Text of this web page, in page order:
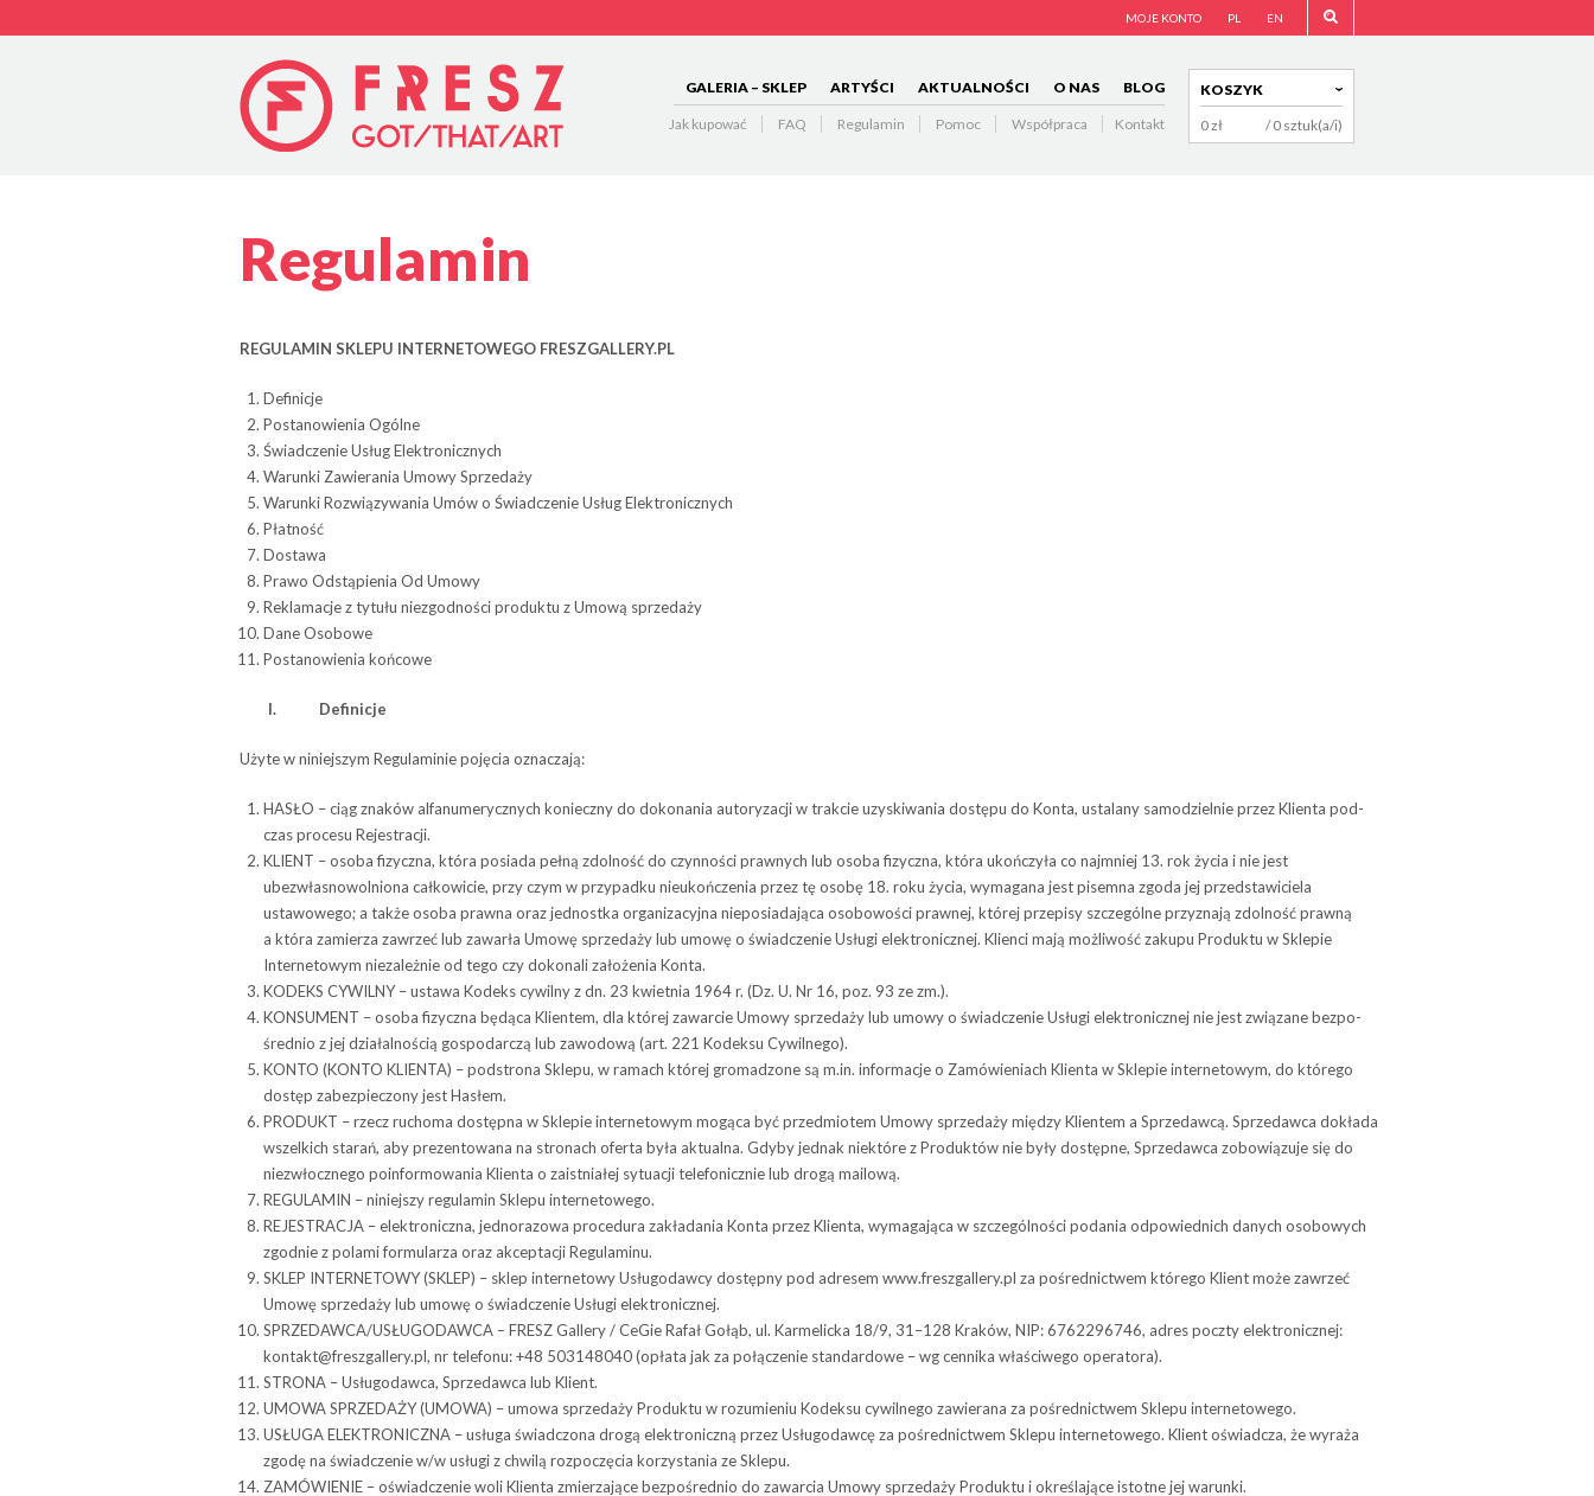
MOJE KONTO PL EN
GALERIA – SKLEP ARTYŚCI AKTUALNOŚCI O NAS BLOG
Jak kupować FAQ Regulamin Pomoc Współpraca Kontakt
KOSZYK
0zł / 0 sztuk(a/i)
Regulamin
REGULAMIN SKLEPU INTERNETOWEGO FRESZGALLERY.PL
Defi­ni­cje
Posta­no­wie­nia Ogólne
Świad­cze­nie Usług Elektronicznych
Warunki Zawie­ra­nia Umowy Sprze­daży
Warunki Roz­wią­zy­wa­nia Umów o Świad­cze­nie Usług Elektronicznych
Płat­ność
Dostawa
Prawo Odstą­pie­nia Od Umowy
Reklamacje z tytułu niezgodności produktu z Umową sprzedaży
Dane Oso­bowe
Postanowienia końcowe
I. Defi­ni­cje
Użyte w niniej­szym Regu­la­mi­nie poję­cia oznaczają:
HASŁO – ciąg zna­ków alfa­nu­me­rycz­nych konieczny do doko­na­nia auto­ry­za­cji w trak­cie uzy­ski­wa­nia dostępu do Konta, usta­lany samo­dziel­nie przez Klienta pod­
czas pro­cesu Rejestracji.
KLIENT – osoba fizyczna, która posiada pełną zdolność do czynności prawnych lub osoba fizyczna, która ukończyła co najmniej 13. rok życia i nie jest
ubezwłasnowolniona całkowicie, przy czym w przypadku nieukończenia przez tę osobę 18. roku życia, wymagana jest pisemna zgoda jej przedstawiciela
ustawowego; a także osoba prawna oraz jednostka organizacyjna nieposiadająca osobowości prawnej, której przepisy szczególne przyznają zdolność prawną
a która zamie­rza zawrzeć lub zawarła Umowę sprze­daży lub umowę o świad­cze­nie Usługi elektronicznej. Klienci mają możliwość zakupu Produktu w Sklepie
Internetowym niezależnie od tego czy dokonali założenia Konta.
KODEKS CYWILNY – ustawa Kodeks cywilny z dn. 23 kwiet­nia 1964 r. (Dz. U. Nr 16, poz. 93 ze zm.).
KONSUMENT – osoba fizyczna będąca Klientem, dla któ­rej zawar­cie Umowy sprze­daży lub umowy o świad­cze­nie Usługi elek­tro­nicz­nej nie jest zwią­zane bez­po­
śred­nio z jej dzia­łal­no­ścią gospo­dar­czą lub zawodową (art. 221 Kodeksu Cywilnego).
KONTO (KONTO KLIENTA) – pod­strona Sklepu, w ramach któ­rej gro­ma­dzone są m.in. infor­ma­cje o Zamó­wie­niach Klienta w Skle­pie internetowym, do którego
dostęp zabezpieczony jest Hasłem.
PRODUKT – rzecz ruchoma dostępna w Skle­pie inter­ne­to­wym mogąca być przedmio­tem Umowy sprze­daży mię­dzy Klien­tem a Sprzedawcą. Sprzedawca dokłada
wszelkich starań, aby prezentowana na stronach oferta była aktualna. Gdyby jednak niektóre z Produktów nie były dostępne, Sprzedawca zobowiązuje się do
niezwłocznego poinformowania Klienta o zaistniałej sytuacji telefonicznie lub drogą mailową.
REGULAMIN – niniej­szy regu­la­min Sklepu internetowego.
REJESTRACJA – elektroniczna, jednorazowa procedura zakładania Konta przez Klienta, wymagająca w szczególności podania odpowiednich danych osobowych
zgodnie z polami formularza oraz akceptacji Regulaminu.
SKLEP INTERNETOWY (SKLEP) – sklep inter­ne­towy Usłu­go­dawcy dostępny pod adre­sem www.freszgallery.pl za pośred­nic­twem któ­rego Klient może zawrzeć
Umowę sprze­daży lub umowę o świad­cze­nie Usługi elektronicznej.
SPRZEDAWCA/USŁUGODAWCA – FRESZ Gallery / CeGie Rafał Gołąb, ul. Karmelicka 18/9, 31–128 Kra­ków, NIP: 6762296746, adres poczty elek­tro­nicz­nej:
kontakt@freszgallery.pl, nr tele­fonu: +48 503148040 (opłata jak za połą­cze­nie stan­dar­dowe – wg cen­nika wła­ści­wego operatora).
STRONA – Usłu­go­dawca, Sprze­dawca lub Klient.
UMOWA SPRZEDAŻY (UMOWA) – umowa sprze­daży Pro­duktu w rozu­mie­niu Kodeksu cywil­nego zawie­rana za pośred­nic­twem Sklepu internetowego.
USŁUGA ELEKTRONICZNA – usługa świad­czona drogą elek­tro­niczną przez Usługo­dawcę za pośred­nic­twem Sklepu internetowego. Klient oświadcza, że wyraża
zgodę na świadczenie w/w usługi z chwilą rozpoczęcia korzystania ze Sklepu.
ZAMÓWIENIE – oświad­cze­nie woli Klienta zmie­rza­jące bez­po­śred­nio do zawar­cia Umowy sprze­daży Pro­duktu i okre­śla­jące istotne jej warunki.